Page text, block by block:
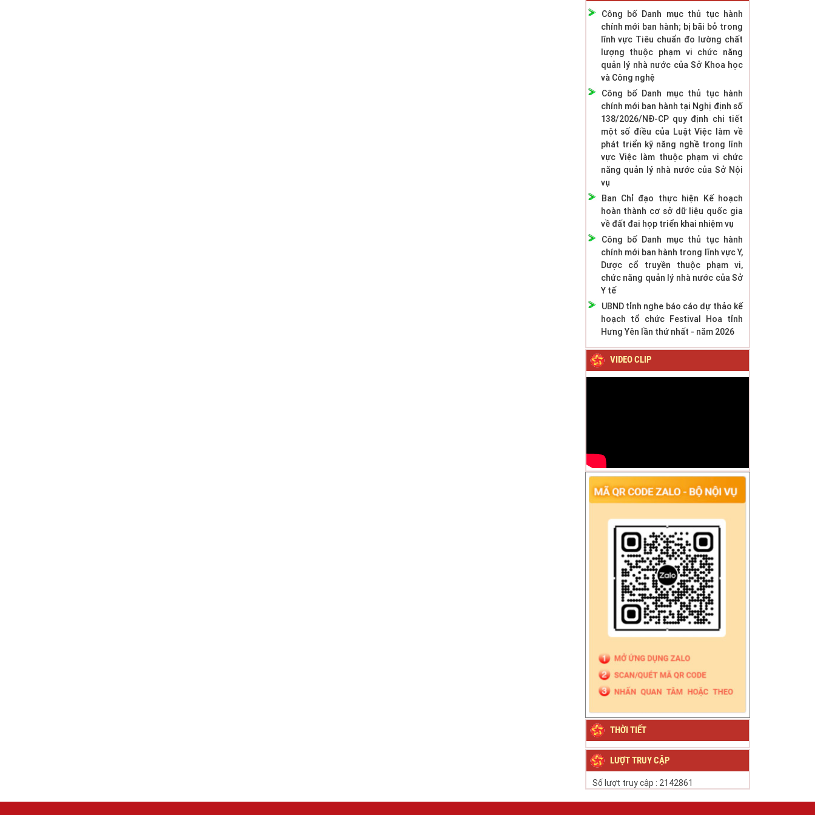
Công bố Danh mục thủ tục hành
chính mới ban hành; bị bãi bỏ trong
lĩnh vực Tiêu chuẩn đo lường chất
lượng thuộc phạm vi chức năng
quản lý nhà nước của Sở Khoa học
và Công nghệ
Công bố Danh mục thủ tục hành
chính mới ban hành tại Nghị định số
138/2026/NĐ-CP quy định chi tiết
một số điều của Luật Việc làm về
phát triển kỹ năng nghề trong lĩnh
vực Việc làm thuộc phạm vi chức
năng quản lý nhà nước của Sở Nội
vụ
Ban Chỉ đạo thực hiện Kế hoạch
hoàn thành cơ sở dữ liệu quốc gia
về đất đai họp triển khai nhiệm vụ
Công bố Danh mục thủ tục hành
chính mới ban hành trong lĩnh vực Y,
Dược cổ truyền thuộc phạm vi,
chức năng quản lý nhà nước của Sở
Y tế
UBND tỉnh nghe báo cáo dự thảo kế
hoạch tổ chức Festival Hoa tỉnh
Hưng Yên lần thứ nhất - năm 2026
VIDEO CLIP
THỜI TIẾT
LƯỢT TRUY CẬP
Số lượt truy cập : 2142861